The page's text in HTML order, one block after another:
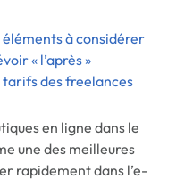
éléments à considérer
« l’après »
tarifs des freelances
en ligne dans le
une des meilleures
rapidement dans l’e-